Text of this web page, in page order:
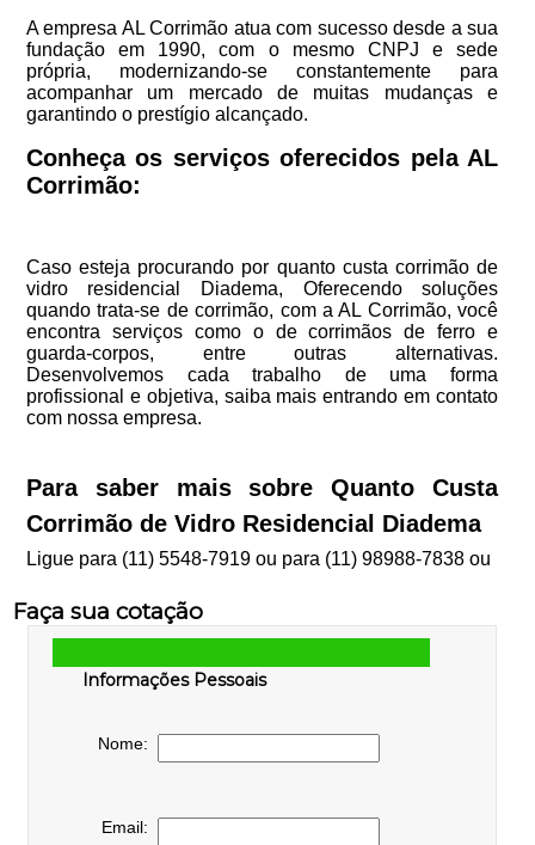
A empresa AL Corrimão atua com sucesso desde a sua
fundação em 1990, com o mesmo CNPJ e sede
própria, modernizando-se constantemente para
acompanhar um mercado de muitas mudanças e
garantindo o prestígio alcançado.
Conheça os serviços oferecidos pela AL
Corrimão:
Caso esteja procurando por quanto custa corrimão de
vidro residencial Diadema, Oferecendo soluções
quando trata-se de corrimão, com a AL Corrimão, você
encontra serviços como o de corrimãos de ferro e
guarda-corpos, entre outras alternativas.
Desenvolvemos cada trabalho de uma forma
profissional e objetiva, saiba mais entrando em contato
com nossa empresa.
Para saber mais sobre Quanto Custa
Corrimão de Vidro Residencial Diadema
Ligue para (11) 5548-7919ou para (11) 98988-7838ou
Faça sua cotação
Informações Pessoais
Nome:
Email: